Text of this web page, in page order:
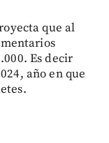
que al
Es decir
año en que